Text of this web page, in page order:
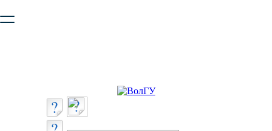
безопасную работу с сайтом. Пожалуйста